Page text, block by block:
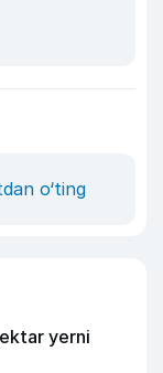
o‘ting
yerni